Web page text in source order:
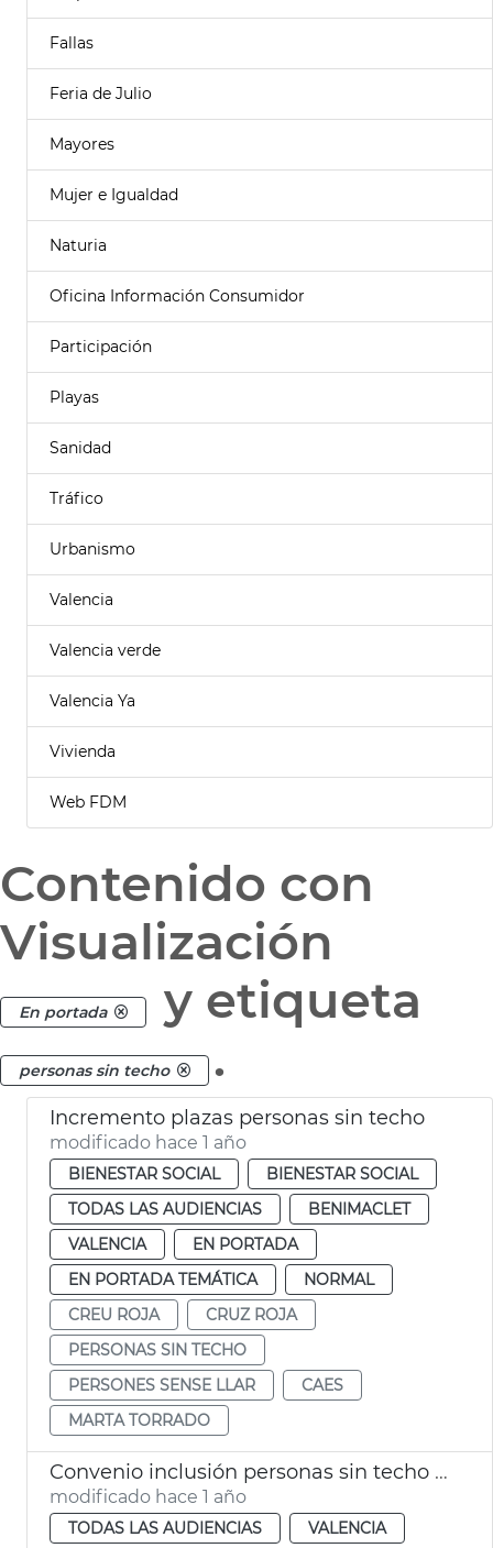
Fallas
Feria de Julio
Mayores
Mujer e Igualdad
Naturia
Oficina Información Consumidor
Participación
Playas
Sanidad
Tráfico
Urbanismo
Valencia
Valencia verde
Valencia Ya
Vivienda
Web FDM
Contenido con
Visualización
En portada y etiqueta
personas sin techo .
Incremento plazas personas sin techo
modificado hace 1 año
BIENESTAR SOCIAL
BIENESTAR SOCIAL
TODAS LAS AUDIENCIAS
BENIMACLET
VALENCIA
EN PORTADA
EN PORTADA TEMÁTICA
NORMAL
CREU ROJA
CRUZ ROJA
PERSONAS SIN TECHO
PERSONES SENSE LLAR
CAES
MARTA TORRADO
Convenio inclusión personas sin techo València
modificado hace 1 año
TODAS LAS AUDIENCIAS VALENCIA